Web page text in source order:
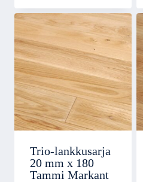
Trio-lankkusarja
20 mm x 180
Tammi Markant